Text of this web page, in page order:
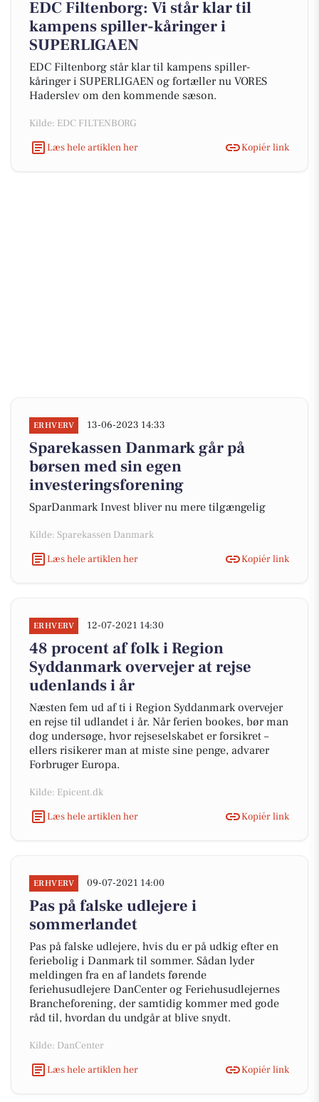
EDC Filtenborg: Vi står klar til
kampens spiller-kåringer i
SUPERLIGAEN
EDC Filtenborg står klar til kampens spiller-
kåringer i SUPERLIGAEN og fortæller nu VORES
Haderslev om den kommende sæson.
Kilde: EDC FILTENBORG
Læs hele artiklen her
Kopiér link
ERHVERV 13-06-2023 14:33
Sparekassen Danmark går på
børsen med sin egen
investeringsforening
SparDanmark Invest bliver nu mere tilgængelig
Kilde: Sparekassen Danmark
Læs hele artiklen her
Kopiér link
ERHVERV 12-07-2021 14:30
48 procent af folk i Region
Syddanmark overvejer at rejse
udenlands i år
Næsten fem ud af ti i Region Syddanmark overvejer
en rejse til udlandet i år. Når ferien bookes, bør man
dog undersøge, hvor rejseselskabet er forsikret –
ellers risikerer man at miste sine penge, advarer
Forbruger Europa.
Kilde: Epicent.dk
Læs hele artiklen her
Kopiér link
ERHVERV 09-07-2021 14:00
Pas på falske udlejere i
sommerlandet
Pas på falske udlejere, hvis du er på udkig efter en
feriebolig i Danmark til sommer. Sådan lyder
meldingen fra en af landets førende
feriehusudlejere DanCenter og Feriehusudlejernes
Brancheforening, der samtidig kommer med gode
råd til, hvordan du undgår at blive snydt.
Kilde: DanCenter
Læs hele artiklen her
Kopiér link